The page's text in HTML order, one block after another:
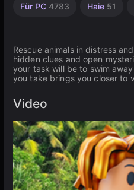
Für PC 4783 Haie 51
Agility
Desktop
Hochwertige
Browser
Unity
Rescue animals in distress
hidden clues and open
your task will be to swim
you take brings you closer to
Video